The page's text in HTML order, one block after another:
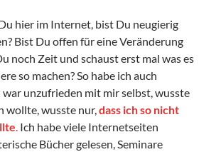
hier im Internet, bist Du neugierig
Bist Du offen für eine Veränderung
noch Zeit und schaust erst mal was es
so machen? So habe ich auch
war unzufrieden mit mir selbst, wusste
wollte, wusste nur,dass ichso nicht
. Ich habe viele Internetseiten
Bücher gelesen, Seminare